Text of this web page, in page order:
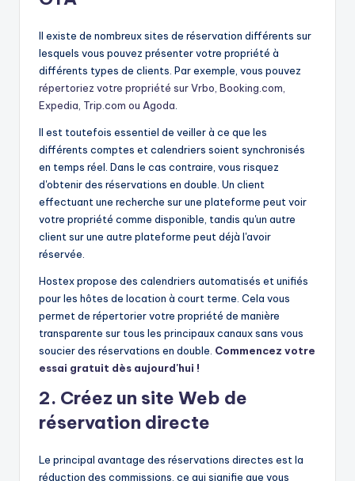
Il existe de nombreux sites de réservation différents sur
lesquels vous pouvez présenter votre propriété à
différents types de clients. Par exemple, vous pouvez
répertoriez votre propriété sur Vrbo, Booking.com,
Expedia, Trip.com ou Agoda.
Il est toutefois essentiel de veiller à ce que les
différents comptes et calendriers soient synchronisés
en temps réel. Dans le cas contraire, vous risquez
d'obtenir des réservations en double. Un client
effectuant une recherche sur une plateforme peut voir
votre propriété comme disponible, tandis qu'un autre
client sur une autre plateforme peut déjà l'avoir
réservée.
Hostex propose des calendriers automatisés et unifiés
pour les hôtes de location à court terme. Cela vous
permet de répertorier votre propriété de manière
transparente sur tous les principaux canaux sans vous
soucier des réservations en double. Commencez votre
essai gratuit dès aujourd'hui !
2. Créez un site Web de
réservation directe
Le principal avantage des réservations directes est la
réduction des commissions, ce qui signifie que vous